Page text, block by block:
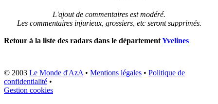
L'ajout de commentaires est modéré.
Les commentaires injurieux, grossiers, etc seront supprimés.
Retour à la liste des radars dans le départementYvelines
© 2003 Le Monde d'AzA • Mentions légales • Politique de
confidentialité •
Gestion cookies